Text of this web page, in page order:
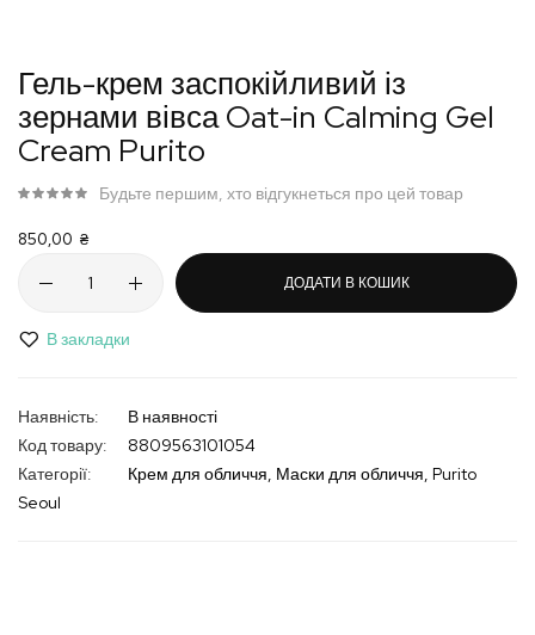
до
початку
галереї
Гель-крем заспокійливий із
зернами вівса Oat-in Calming Gel
Cream Purito
850,00 ₴
Будьте першим, хто відгукнеться про цей товар
ДОДАТИ В КОШИК
В закладки
В наявності
Код товару
8809563101054
Категорії:
Крем для обличчя Маски для обличчя Purito
Seoul